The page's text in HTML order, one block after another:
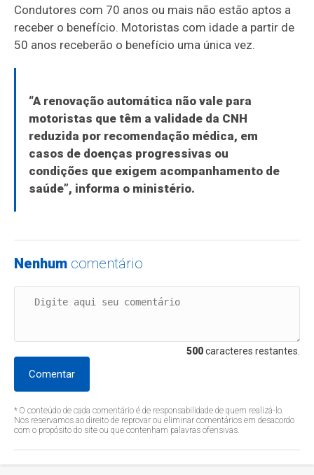
Condutores com 70 anos ou mais não estão aptos a
receber o benefício. Motoristas com idade a partir de
50 anos receberão o benefício uma única vez.
“A renovação automática não vale para
motoristas que têm a validade da CNH
reduzida por recomendação médica, em
casos de doenças progressivas ou
condições que exigem acompanhamento de
saúde”, informa o ministério.
Nenhum comentário
500caracteres restantes.
Comentar
* O conteúdo de cada comentário é de responsabilidade de quem realizá-lo.
Nos reservamos ao direito de reprovar ou eliminar comentários em desacordo
com o propósito do site ou que contenham palavras ofensivas.